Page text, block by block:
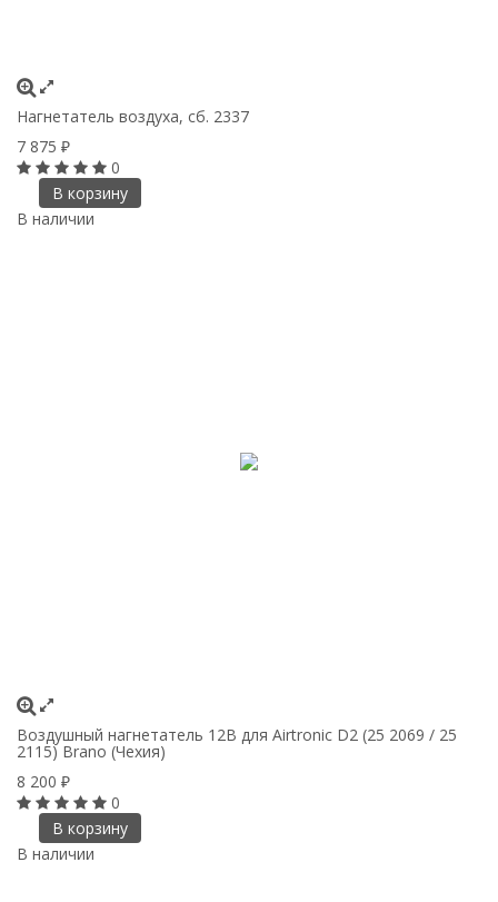
Нагнетатель воздуха, сб. 2337
7 875 ₽
0
В корзину
В наличии
Воздушный нагнетатель 12В для Airtronic D2 (25 2069 / 25
2115) Brano (Чехия)
8 200 ₽
0
В корзину
В наличии